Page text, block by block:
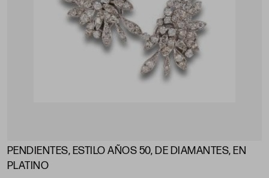
PENDIENTES, ESTILO AÑOS 50, DE DIAMANTES, EN
PLATINO